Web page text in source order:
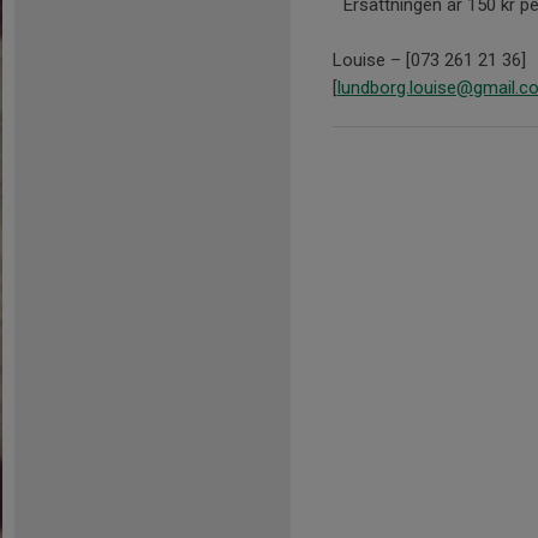
Ersättningen är 150 kr
Louise – [073 261 21 36]
[